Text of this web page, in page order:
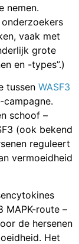
nemen.
vaak met
grote
en -types”.)
tussen WASF3
schoof –
(ook bekend
reguleert
vermoeidheid
MAPK-route –
de hersenen
Het